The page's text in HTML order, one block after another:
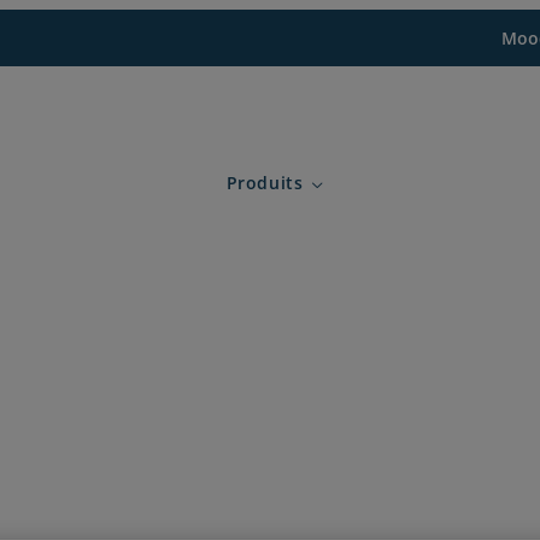
Produits Expand child menu for Produits